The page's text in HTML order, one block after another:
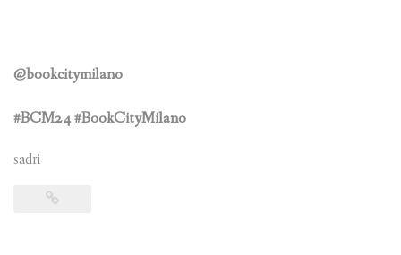
@bookcitymilano
#BCM24 #BookCityMilano
sadri